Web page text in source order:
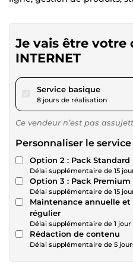
Je vais être votre
INTERNET
Service basiquepour
8 jours de réalisation
Ce vendeur n’est pas
Personnaliser le service
Option 2 : Pack Standard
Délai supplémentaire de 15
Option 3 : Pack Premium
Délai supplémentaire de 15
Maintenance annuelle et
régulier
Délai supplémentaire de 1 jour
Rédaction de contenu
Délai supplémentaire de 5